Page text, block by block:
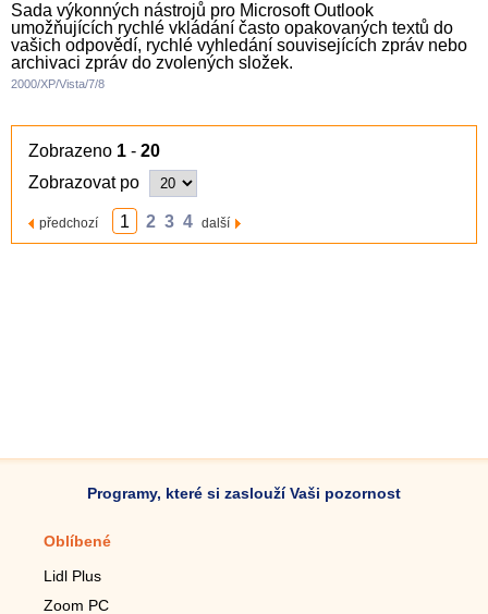
Sada výkonných nástrojů pro Microsoft Outlook
umožňujících rychlé vkládání často opakovaných textů do
vašich odpovědí, rychlé vyhledání souvisejících zpráv nebo
archivaci zpráv do zvolených složek.
2000/XP/Vista/7/8
Zobrazeno 1 - 20
Zobrazovat po
předchozí 1 2 3 4 další
Programy, které si zaslouží Vaši pozornost
Oblíbené
Lidl Plus
Zoom PC